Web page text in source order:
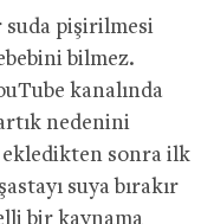
suda pişirilmesi
bilmez.
kanalında
nedenini
sonra ilk
suya bırakır